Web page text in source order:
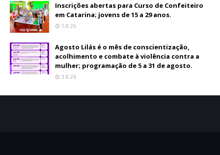
Inscrições abertas para Curso de Confeiteiro
em Catarina; jovens de 15 a 29 anos.
5.8.26
Agosto Lilás é o mês de conscientização,
acolhimento e combate à violência contra a
mulher; programação de 5 a 31 de agosto.
3.8.26